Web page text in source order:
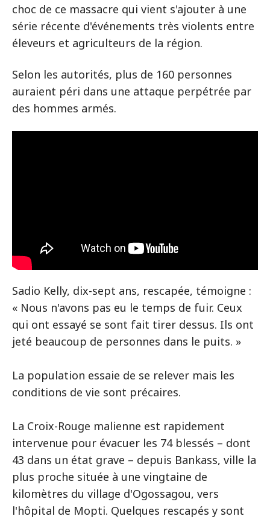
choc de ce massacre qui vient s'ajouter à une
série récente d'événements très violents entre
éleveurs et agriculteurs de la région.
Selon les autorités, plus de 160 personnes
auraient péri dans une attaque perpétrée par
des hommes armés.
Sadio Kelly, dix-sept ans, rescapée, témoigne :
« Nous n'avons pas eu le temps de fuir. Ceux
qui ont essayé se sont fait tirer dessus. Ils ont
jeté beaucoup de personnes dans le puits. »
La population essaie de se relever mais les
conditions de vie sont précaires.
La Croix-Rouge malienne est rapidement
intervenue pour évacuer les 74 blessés – dont
43 dans un état grave – depuis Bankass, ville la
plus proche située à une vingtaine de
kilomètres du village d'Ogossagou, vers
l'hôpital de Mopti. Quelques rescapés y sont